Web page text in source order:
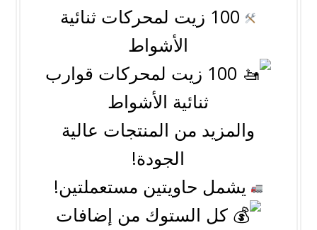
100 زيت لمحركات ثنائية
الأشواط
100 زيت لمحركات قوارب
ثنائية الأشواط
والمزيد من المنتجات عالية
الجودة!
يشمل حاويتين مستعملتين!
كل الستوك من إضافات